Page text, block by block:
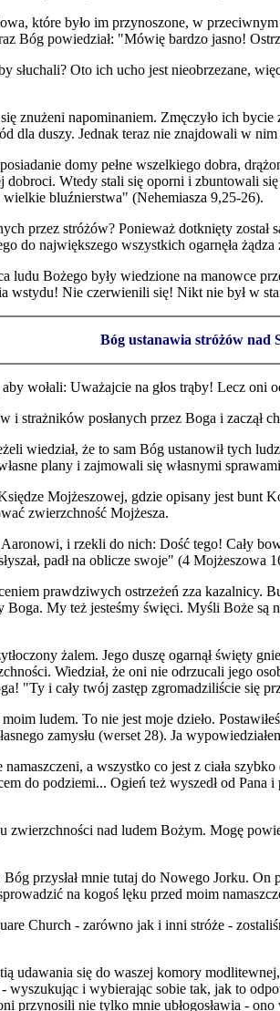
które było im przynoszone, w
Bóg powiedział: "Mówię bardzo jasno!
Oto ich ucho jest nieobrzezane,
znużeni napominaniem. Zmęczyło ich
dla duszy. Jednak teraz nie znajdowali w
domy pełne wszelkiego dobra,
Wtedy stali się oporni i zbuntowali
bluźnierstwa" (Nehemiasza 9,25-26).
przez stróżów? Ponieważ dotknięty
do największego wszystkich ogarnęła
ludu Bożego były wiedzione na manowce
wstydu! Nie czerwienili się! Nikt nie był w
Bóg ustanawia stróżów nad
wołali: Uważajcie na głos trąby! Lecz
strażników posłanych przez Boga i zaczął
wiedział, że to sam Bóg ustanowił tych
plany i zajmowali się własnymi
Mojżeszowej, gdzie opisany jest bunt
zwierzchność Mojżesza.
i rzekli do nich: Dość tego! Cały
padł na oblicze swoje" (4 Mojżeszowa
prawdziwych ostrzeżeń zza kazalnicy.
My też jesteśmy święci. Myśli Boże są
żalem. Jego duszę ogarnął święty
Wiedział, że oni nie odrzucali jego
"Ty i cały twój zastęp zgromadziliście się
ludem. To nie jest moje dzieło.
zamysłu (werset 28). Ja
a wszystko co jest z ciała
do podziemi... Ogień też wyszedł od
nad ludem Bożym. Mogę
przysłał mnie tutaj do Nowego Jorku. On
na kogoś lęku przed moim
Church - zarówno jak i inni stróże -
udawania się do waszej komory
wyszukując i wybierając sobie tak, jak to
przynosili nie tylko mnie ubłogosławia -